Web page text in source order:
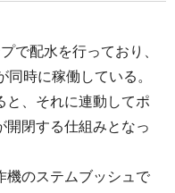
で配水を行っており、
時に稼働している。
と、それに連動してポ
開閉する仕組みとなっ
機のステムブッシュで